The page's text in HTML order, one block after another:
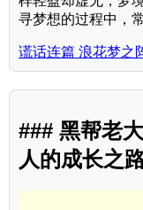
寻梦想的过程中，
谎话连篇 浪花梦之
### 黑帮老
人的成长之